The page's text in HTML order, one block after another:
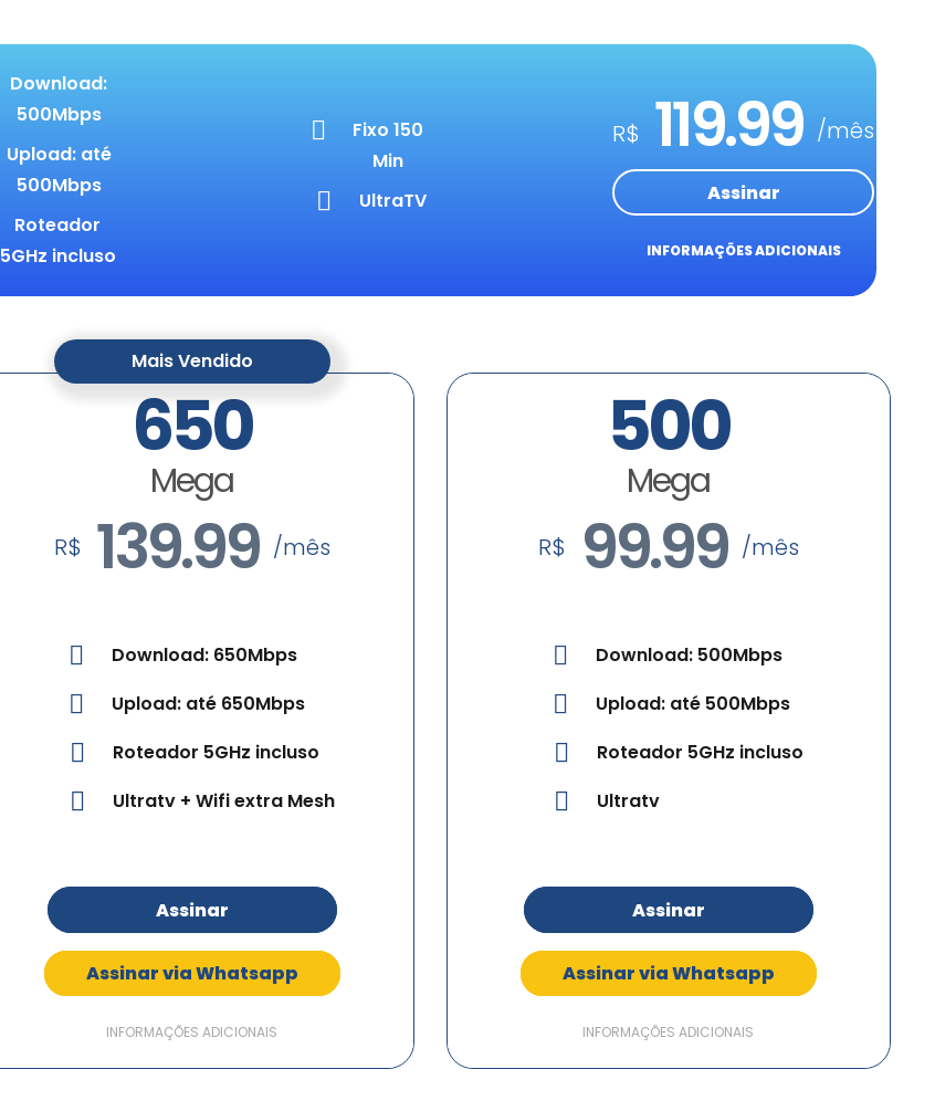
Download:
500Mbps
Upload: até
500Mbps
Roteador
5GHz incluso
Fixo 150
Min
UltraTV
R$ 119.99 /mês
Assinar
INFORMAÇÕES ADICIONAIS
Mais Vendido
650
Mega
R$ 139.99 /mês
Download: 650Mbps
Upload: até 650Mbps
Roteador 5GHz incluso
Ultratv + Wifi extra Mesh
Assinar
Assinar via Whatsapp
INFORMAÇÕES ADICIONAIS
500
Mega
R$ 99.99 /mês
Download: 500Mbps
Upload: até 500Mbps
Roteador 5GHz incluso
Ultratv
Assinar
Assinar via Whatsapp
INFORMAÇÕES ADICIONAIS